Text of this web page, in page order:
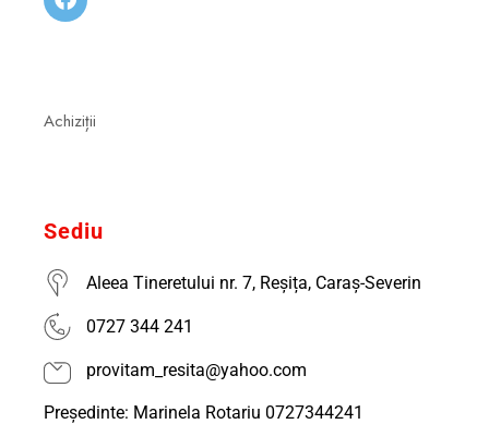
Achiziții
Sediu
Aleea Tineretului nr. 7, Reșița, Caraș-Severin
0727 344 241
provitam_resita@yahoo.com
Președinte: Marinela Rotariu 0727344241